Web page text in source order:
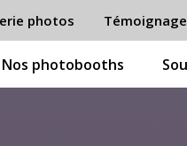
photos
Nos photobooths